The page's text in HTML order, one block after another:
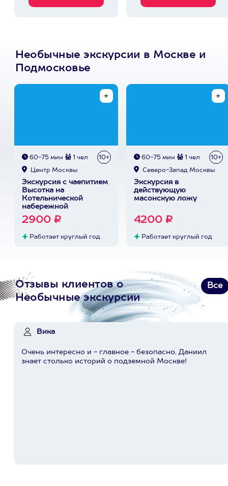
Необычные экскурсии в Москве и
Подмосковье
60-75 мин 1 чел 10+
Центр Москвы
Экскурсия с чаепитием
Высотка на
Котельнической
набережной
2900 ₽
Работает круглый год
60-75 мин 1 чел 10+
Северо-Запад Москвы
Экскурсия в
действующую
масонскую ложу
4200 ₽
Работает круглый год
Отзывы клиентов о
Необычные экскурсии
Все
Вика
Очень интересно и - главное - безопасно. Даниил
знает столько историй о подземной Москве!